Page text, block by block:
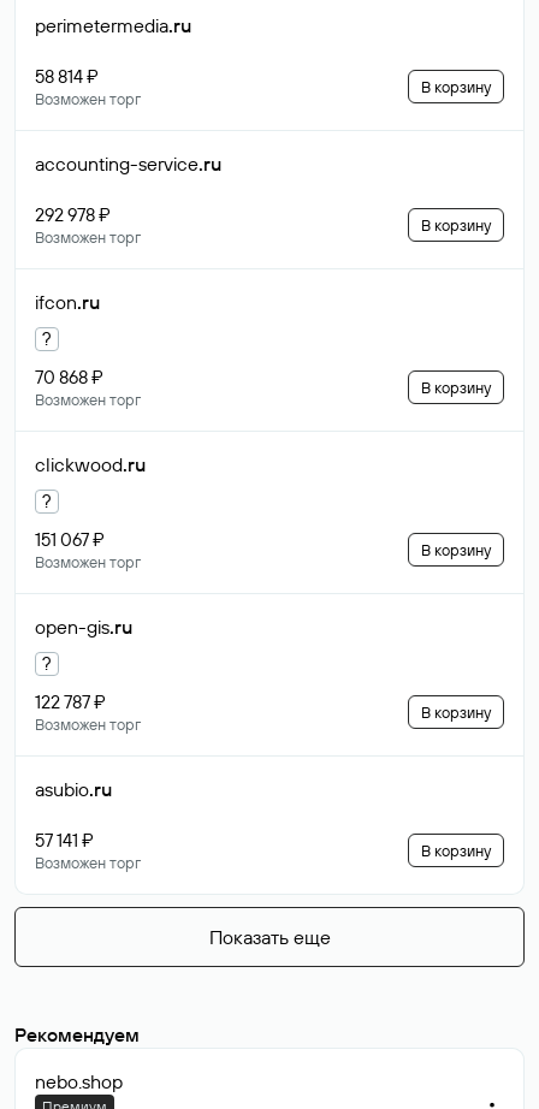
perimetermedia.ru
58 814 ₽
Возможен торг
В корзину
accounting-service.ru
292 978 ₽
Возможен торг
В корзину
ifcon.ru
?
70 868 ₽
Возможен торг
В корзину
clickwood.ru
?
151 067 ₽
Возможен торг
В корзину
open-gis.ru
?
122 787 ₽
Возможен торг
В корзину
asubio.ru
57 141 ₽
Возможен торг
В корзину
Показать еще
Рекомендуем
nebo.shop